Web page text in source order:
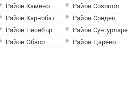
Район Камено
Район Карнобат
Район Несебър
Район Обзор
Район Созопол
Район Средец
Район Сунгурларе
Район Царево